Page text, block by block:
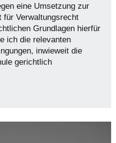
eine Umsetzung zur
für Verwaltungsrecht
Grundlagen hierfür
ich die relevanten
inwieweit die
gerichtlich